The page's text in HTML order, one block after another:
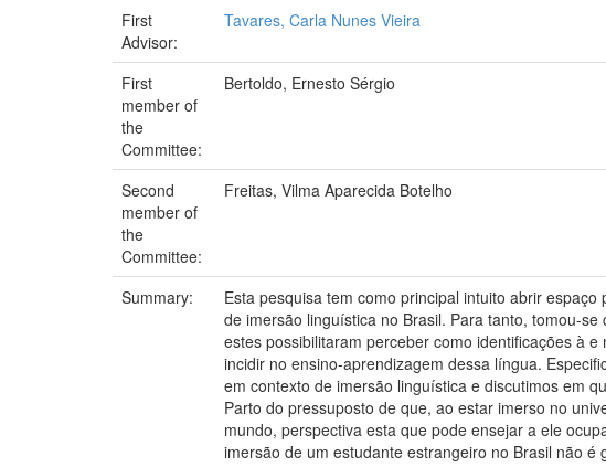
First
Advisor:
Tavares, Carla Nunes Vieira
First
member of
the
Committee:
Bertoldo, Ernesto Sérgio
Second
member of
the
Committee:
Freitas, Vilma Aparecida Botelho
Summary:
Esta pesquisa tem como principal intuito abrir
de imersão linguística no Brasil. Para tanto, tomou-
estes possibilitaram perceber como identificações à
incidir no ensino-aprendizagem dessa língua.
em contexto de imersão linguística e discutimos em
Parto do pressuposto de que, ao estar imerso no
mundo, perspectiva esta que pode ensejar a ele
imersão de um estudante estrangeiro no Brasil não